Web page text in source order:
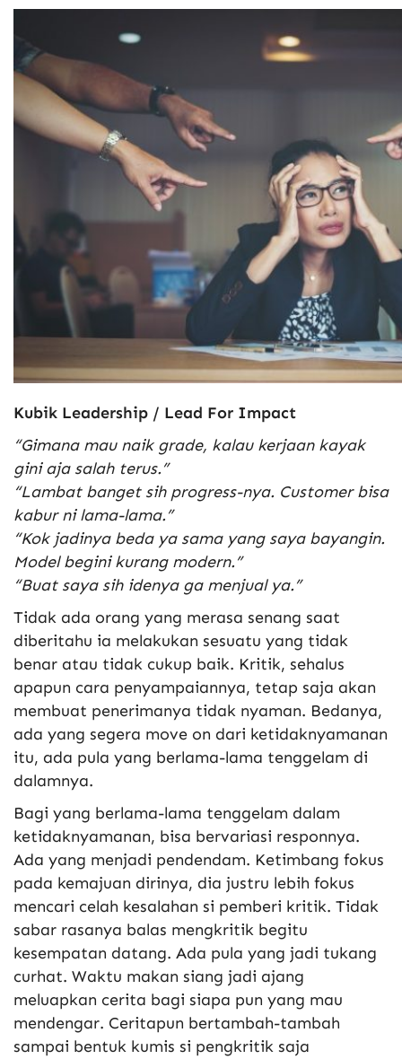
Kubik Leadership / Lead For Impact
“Gimana mau naik grade, kalau kerjaan kayak
gini aja salah terus.”
“Lambat banget sih progress-nya. Customer bisa
kabur ni lama-lama.”
“Kok jadinya beda ya sama yang saya bayangin.
Model begini kurang modern.”
“Buat saya sih idenya ga menjual ya.”
Tidak ada orang yang merasa senang saat
diberitahu ia melakukan sesuatu yang tidak
benar atau tidak cukup baik. Kritik, sehalus
apapun cara penyampaiannya, tetap saja akan
membuat penerimanya tidak nyaman. Bedanya,
ada yang segera move on dari ketidaknyamanan
itu, ada pula yang berlama-lama tenggelam di
dalamnya.
Bagi yang berlama-lama tenggelam dalam
ketidaknyamanan, bisa bervariasi responnya.
Ada yang menjadi pendendam. Ketimbang fokus
pada kemajuan dirinya, dia justru lebih fokus
mencari celah kesalahan si pemberi kritik. Tidak
sabar rasanya balas mengkritik begitu
kesempatan datang. Ada pula yang jadi tukang
curhat. Waktu makan siang jadi ajang
meluapkan cerita bagi siapa pun yang mau
mendengar. Ceritapun bertambah-tambah
sampai bentuk kumis si pengkritik saja